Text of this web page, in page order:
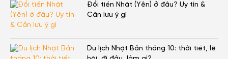
Đổi tiền Nhật (Yên) ở đâu? Uy tín &
Cần lưu ý gì
Du lịch Nhật Bản tháng 10: thời tiết, lễ